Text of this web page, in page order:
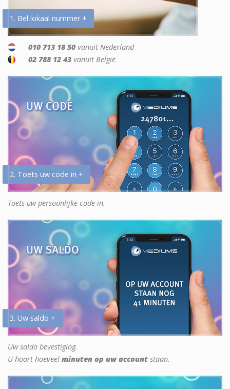
1. Bel lokaal nummer +
010 713 18 50 vanuit Nederland
02 788 12 43 vanuit België
2. Toets uw code in +
Toets uw persoonlijke code in.
3. Uw saldo +
Uw saldo bevestiging.
U hoort hoeveel minuten op uw account staan.